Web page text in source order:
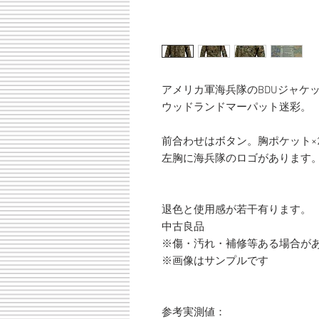
アメリカ軍海兵隊のBDUジャケッ
ウッドランドマーパット迷彩。
前合わせはボタン。胸ポケット
左胸に海兵隊のロゴがあります。
退色と使用感が若干有ります。
中古良品
※傷・汚れ・補修等ある場合が
※画像はサンプルです
参考実測値：